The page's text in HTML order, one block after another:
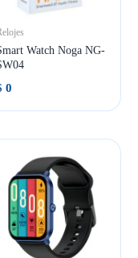
Watch Noga NG-
0